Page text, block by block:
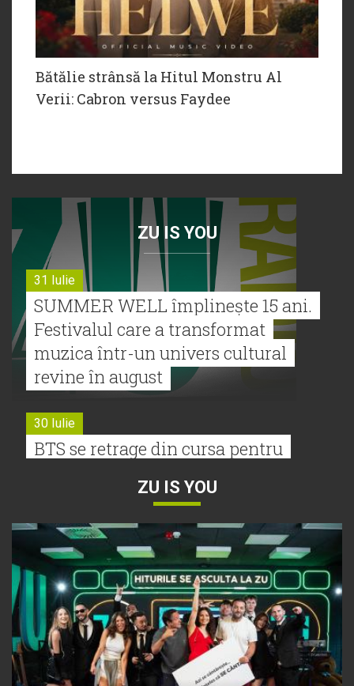
Bătălie strânsă la Hitul Monstru Al
Verii: Cabron versus Faydee
ZU IS YOU
31 Iulie
SUMMER WELL împlinește 15 ani.
Festivalul care a transformat
muzica într-un univers cultural
revine în august
30 Iulie
BTS se retrage din cursa pentru
Tyla a lansat un nou album:
„A*Pop”
30 Iulie
Alexia lansează videoclipul oficial
pentru „Nu mai am nume”
ZU IS YOU